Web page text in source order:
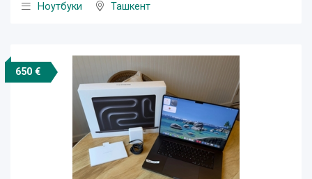
Ноутбуки
Ташкент
650 €